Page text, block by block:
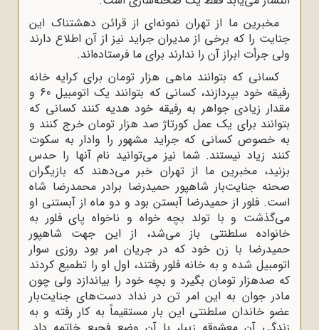
مخبرین ما از تهران نمونه‌ای از قرائن دهشتناک این
جنایت را که برخی از مدیران جراید نیز از آن اطلاع دارند
ولی جرأت ابراز آن را ندارند برای ما فرستاده‌اند.
کسانی که بتوانند ماهی هزار تومان برای کرایه خانه
رفیقه خود بپردازند، کسانی که بتوانند یک اتومبیل 60 و
مقدار زیادی جواهر به رفیقه خود هدیه کنند کسانی که
بتوانند برای یک عمل کورتاژ صد هزار تومان خرج کنند و
به خصوص کسانی که جراید مشهور را وادار به سکوت
کنند زیاد نیستند. شما نیز می‌توانید نام آنها را حدس
بزنید، مخبرین ما از تهران خبر می‌دهند که بازیگران
صحنه جنایت‌بار شاهپور حمیدرضا برادر محمدرضا شاه
است. فلور از حمیدرضا آبستن بود و دو ماه از آبستنی او
می‌گذشت و با تولد بچه خواه و ناخواه پای فلور به
خانواده سلطنتی باز می‌شد، از این جهت شاهپور
حمیدرضا با زن خود که در جریان امر بود روزی سوار
اتومبیل شده و به خانه فلور رفتند، اول او را تطمیع کردند
که صدهزار تومان بگیرد و بچه خود را بیاندازد ولی چون
مادر جوان به این امر تن در نداد دست‌های جنایت‌بار
عضو خاندان سلطنتی این بار مستقیماً به کار رفته و به